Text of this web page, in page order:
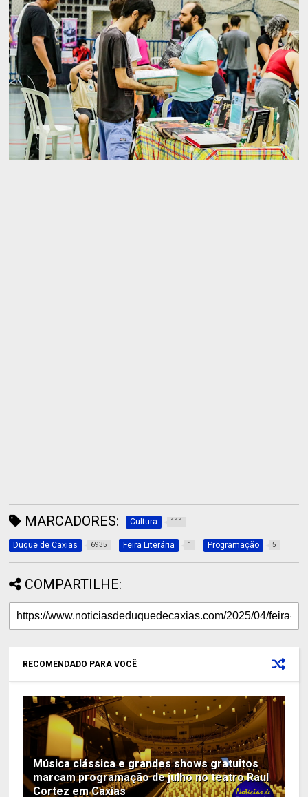
MARCADORES: Cultura 111
Duque de Caxias 6935 Feira Literária 1 Programação 5
COMPARTILHE:
RECOMENDADO PARA VOCÊ
Música clássica e grandes shows gratuitos
marcam programação de julho no teatro Raul
Cortez em Caxias